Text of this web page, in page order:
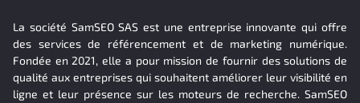
La société SamSEO SAS est une entreprise innovante qui offre
des services de référencement et de marketing numérique.
Fondée en 2021, elle a pour mission de fournir des solutions de
qualité aux entreprises qui souhaitent améliorer leur visibilité en
ligne et leur présence sur les moteurs de recherche. SamSEO